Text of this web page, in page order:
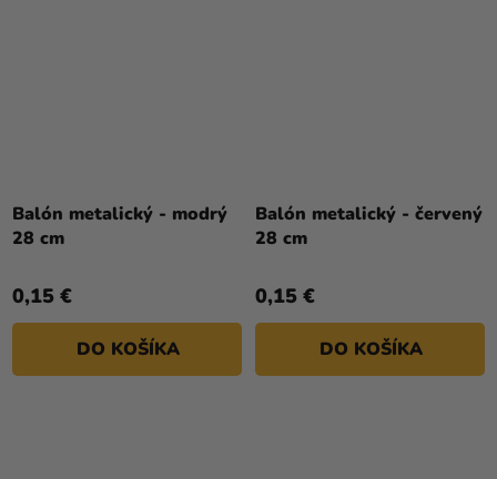
Balón metalický - modrý
28 cm
0,15 €
DO KOŠÍKA
Balón metalický - červený
28 cm
0,15 €
DO KOŠÍKA